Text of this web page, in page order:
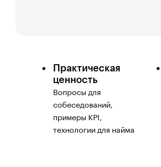
Практическая
ценность
Вопросы для
собеседований,
примеры KPI,
технологии для найма